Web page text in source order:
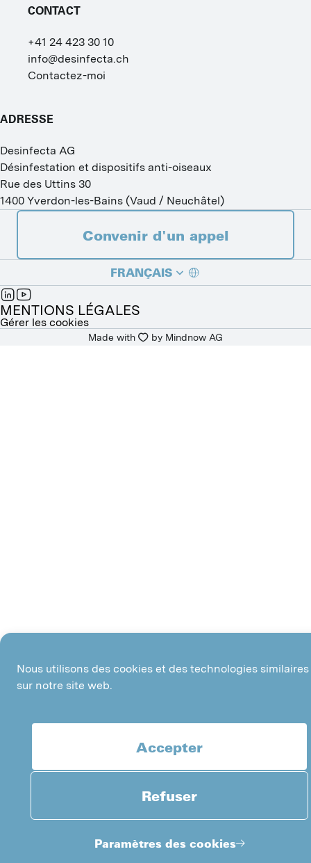
CONTACT
+41 24 423 30 10
info@desinfecta.ch
Contactez-moi
ADRESSE
Desinfecta AG
Désinfestation et dispositifs anti-oiseaux
Rue des Uttins 30
1400 Yverdon-les-Bains (Vaud / Neuchâtel)
Convenir d'un appel
FRANÇAIS
DEUTSCH
ITALIANO
MENTIONS LÉGALES
Gérer les cookies
Made with by Mindnow AG
Nous utilisons des cookies et des technologies similaires
sur notre site web.
Paramètres des cookies
Refuser
Accepter